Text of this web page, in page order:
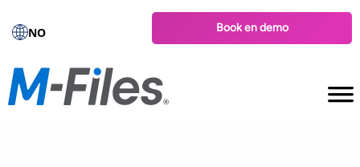
NO Book en demo